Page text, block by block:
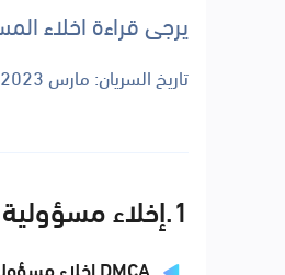
يرجى قراءة اخلاء
تاريخ السريان: مارس 2023
1.إخلاء مسؤولية: